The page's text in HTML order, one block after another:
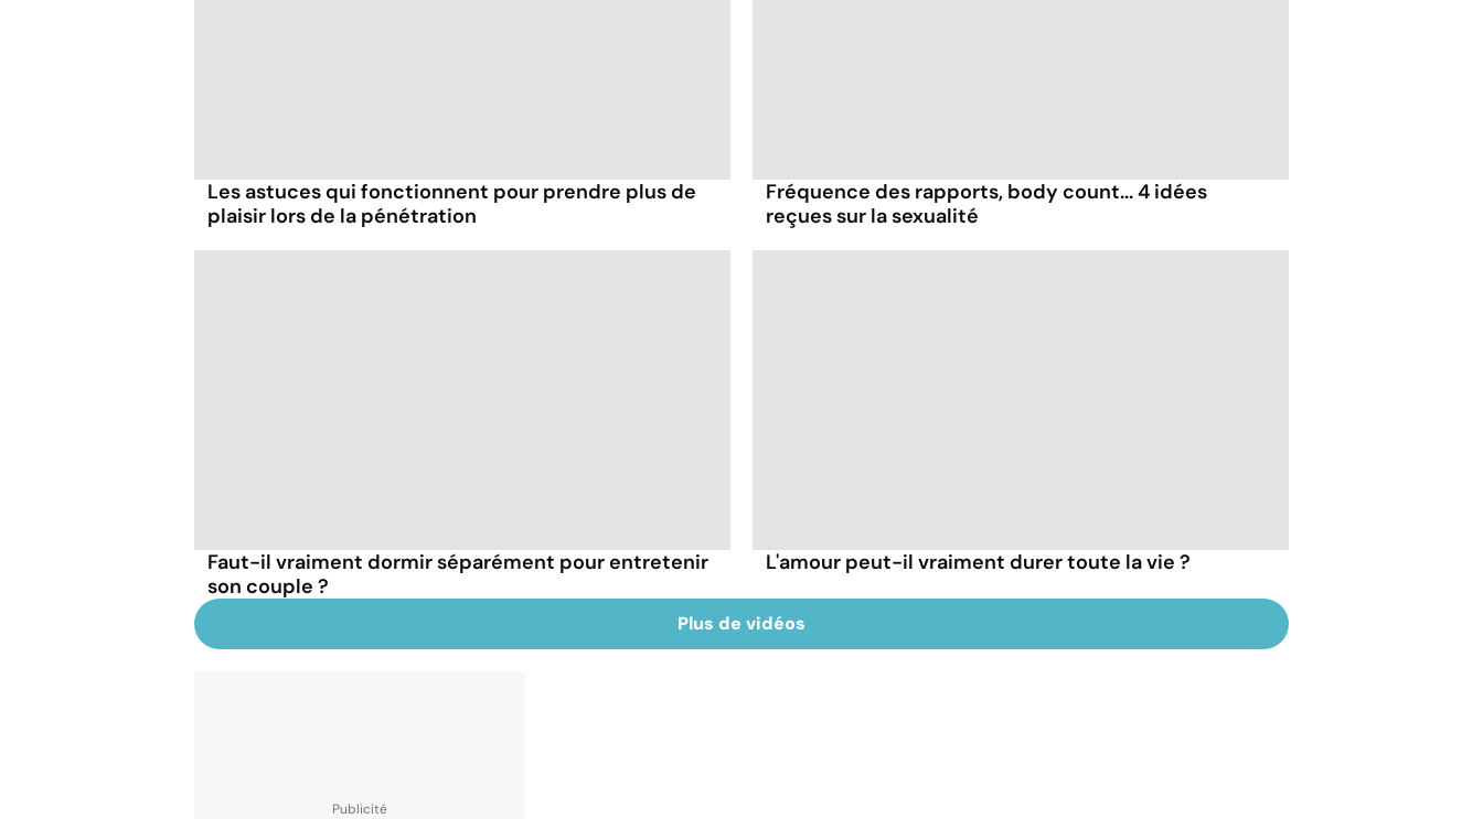
Les astuces qui fonctionnent pour prendre plus de
plaisir lors de la pénétration
Fréquence des rapports, body count... 4 idées
reçues sur la sexualité
Faut-il vraiment dormir séparément pour entretenir
son couple ?
L'amour peut-il vraiment durer toute la vie ?
Plus de vidéos